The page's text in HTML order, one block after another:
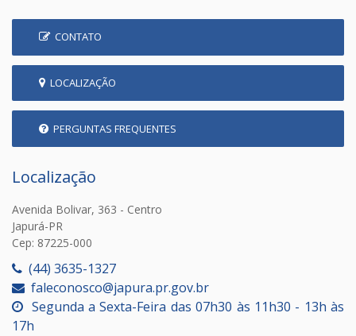
CONTATO
LOCALIZAÇÃO
PERGUNTAS FREQUENTES
Localização
Avenida Bolivar, 363 - Centro
Japurá-PR
Cep: 87225-000
(44) 3635-1327
faleconosco@japura.pr.gov.br
Segunda a Sexta-Feira das 07h30 às 11h30 - 13h às
17h